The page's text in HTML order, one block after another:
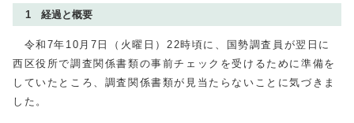
1 経過と概要
令和7年10月7日（火曜日）22時頃に、国勢調査員が翌日に
西区役所で調査関係書類の事前チェックを受けるために準備を
していたところ、調査関係書類が見当たらないことに気づきま
した。